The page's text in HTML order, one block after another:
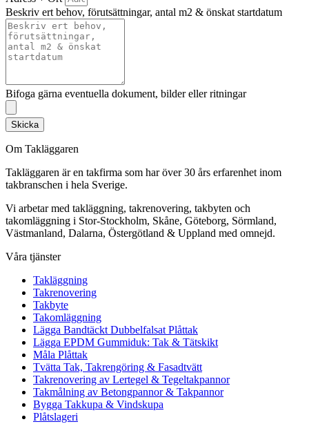
Beskriv ert behov, förutsättningar, antal m2 & önskat startdatum
Bifoga gärna eventuella dokument, bilder eller ritningar
Skicka
Om Takläggaren
Takläggaren är en takfirma som har över 30 års erfarenhet inom
takbranschen i hela Sverige.
Vi arbetar med takläggning, takrenovering, takbyten och
takomläggning i Stor-Stockholm, Skåne, Göteborg, Sörmland,
Västmanland, Dalarna, Östergötland & Uppland med omnejd.
Våra tjänster
Takläggning
Takrenovering
Takbyte
Takomläggning
Lägga Bandtäckt Dubbelfalsat Plåttak
Lägga EPDM Gummiduk: Tak & Tätskikt
Måla Plåttak
Tvätta Tak, Takrengöring & Fasadtvätt
Takrenovering av Lertegel & Tegeltakpannor
Takmålning av Betongpannor & Takpannor
Bygga Takkupa & Vindskupa
Plåtslageri